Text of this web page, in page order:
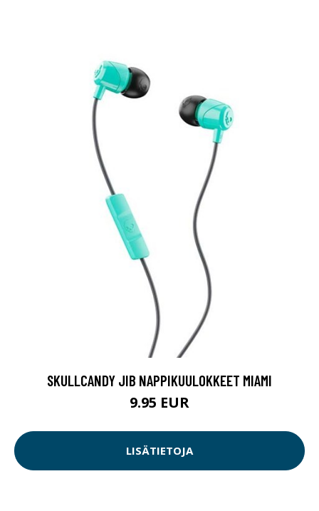
SKULLCANDY JIB NAPPIKUULOKKEET MIAMI
9.95 EUR
LISÄTIETOJA